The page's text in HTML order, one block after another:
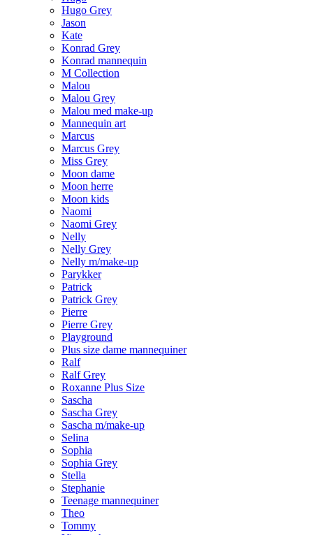
Hugo Grey
Jason
Kate
Konrad Grey
Konrad mannequin
M Collection
Malou
Malou Grey
Malou med make-up
Mannequin art
Marcus
Marcus Grey
Miss Grey
Moon dame
Moon herre
Moon kids
Naomi
Naomi Grey
Nelly
Nelly Grey
Nelly m/make-up
Parykker
Patrick
Patrick Grey
Pierre
Pierre Grey
Playground
Plus size dame mannequiner
Ralf
Ralf Grey
Roxanne Plus Size
Sascha
Sascha Grey
Sascha m/make-up
Selina
Sophia
Sophia Grey
Stella
Stephanie
Teenage mannequiner
Theo
Tommy